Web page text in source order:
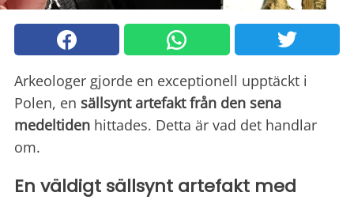
Arkeologer gjorde en exceptionell upptäckt i
Polen, en sällsynt artefakt från den sena
medeltiden hittades. Detta är vad det handlar
om.
En väldigt sällsynt artefakt med